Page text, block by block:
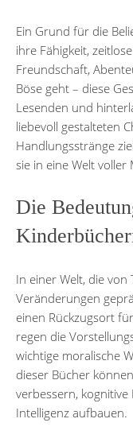
Ein Grund für die
ihre Fähigkeit,
Freundschaft,
Böse geht – diese
Lesenden und
liebevoll gestalteten
Handlungsstränge
sie in eine Welt
Die
In einer Welt, die
Veränderungen
einen Rückzugsort
regen die
wichtige moralische
dieser Bücher
verbessern,
Intelligenz aufbauen.